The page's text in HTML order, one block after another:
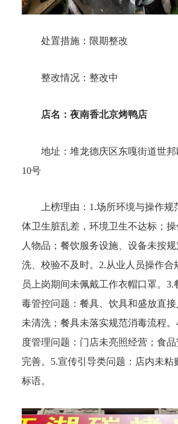
处置措施：限期整改
整改情况：整改中
店名：夜南香北京烤鸭店
地址：堆龙德庆区东嘎街道世邦
10号
上榜理由： 1.场所环境与操作规
体卫生脏乱差，环境卫生不达标；
人物品；餐饮服务设施、设备未按
洗、校验不及时。2.从业人员操作合
员上岗期间未佩戴工作衣帽口罩。3.
毒管控问题：餐具、饮具和盛放直
未清洗；餐具未落实规范消毒流程。
度管理问题：门店未亮照经营；食
完善。5.宣传引导类问题：店内未粘
标语。